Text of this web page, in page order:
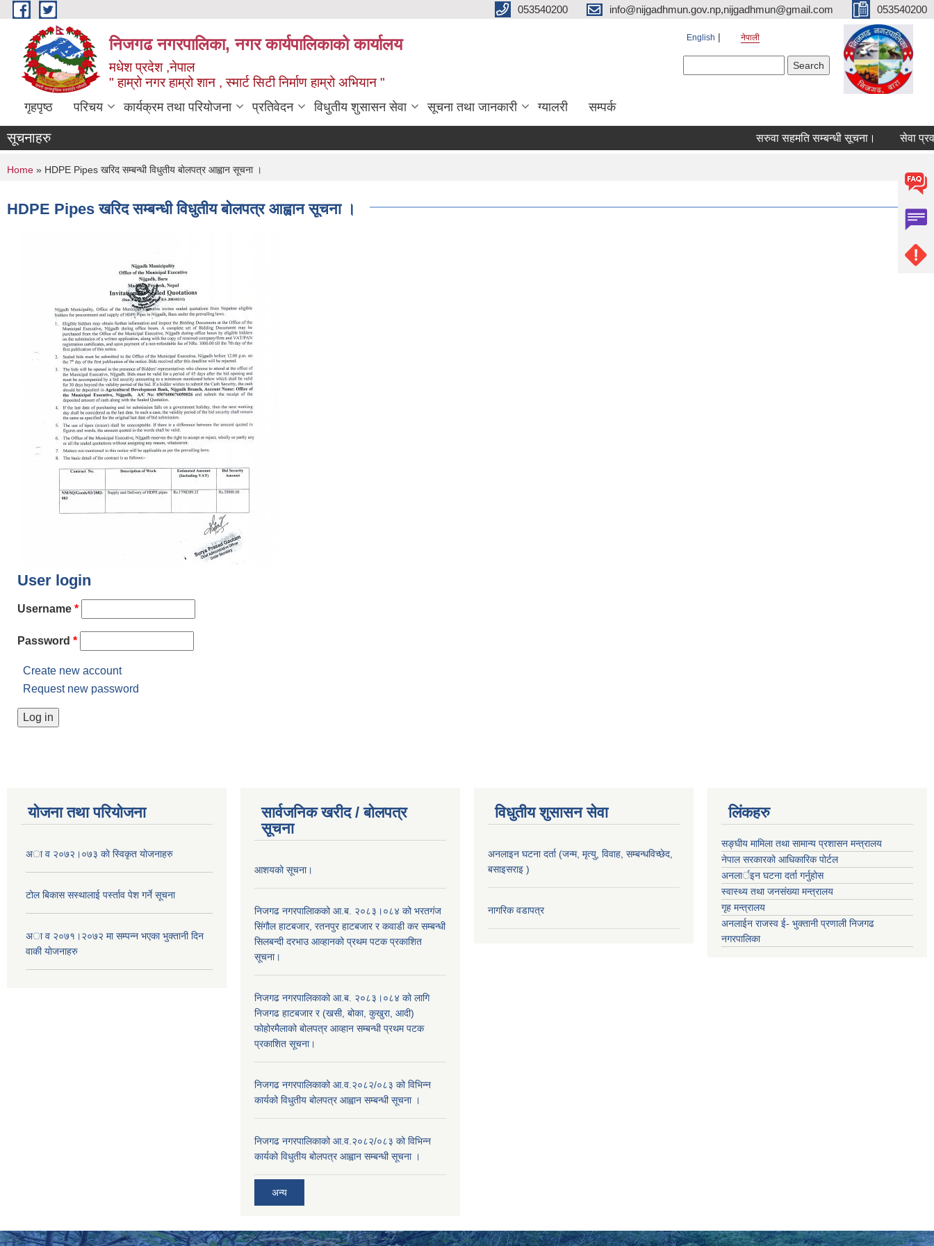
Skip to main content 053540200 info@nijgadhmun.gov.np,nijgadhmun@gmail.com 053540200
निजगढ नगरपालिका, नगर कार्यपालिकाको कार्यालय
मधेश प्रदेश ,नेपाल
" हाम्रो नगर हाम्रो शान , स्मार्ट सिटी निर्माण हाम्रो अभियान "
English नेपाली
गृहपृष्ठ परिचय कार्यक्रम तथा परियोजना प्रतिवेदन विधुतीय शुसासन सेवा सूचना तथा जानकारी ग्यालरी सम्पर्क
सूचनाहरु सरुवा सहमति सम्बन्धी सूचना। सेवा प्रवाह
You are here
Home » HDPE Pipes खरिद सम्बन्धी विधुतीय बोलपत्र आह्वान सूचना ।
HDPE Pipes खरिद सम्बन्धी विधुतीय बोलपत्र आह्वान सूचना ।
User login
Username *
Password *
Create new account
Request new password
योजना तथा परियोजना
अा व २०७२।०७३ काे स्विकृत याेजनाहरु
टोल बिकास स‌स्थालाई प‌र्स्ताव पेश गर्ने सूचना
अा‍ व २०७१।२०७२ मा सम्पन्न भएका भुक्तानी दिन
वा‌की याेजनाहरु
सार्वजनिक खरीद / बोलपत्र
सूचना
आशयको सूचना।
निजगढ नगरपालिाकको आ.ब. २०८३।०८४ को भरतगंज
सिंगौल हाटबजार, रतनपुर हाटबजार र कवाडी कर सम्बन्धी
सिलबन्दी दरभाउ आव्हानको प्रथम पटक प्रकाशित
सूचना।
निजगढ नगरपालिकाको आ.ब. २०८३।०८४ को लागि
निजगढ हाटबजार र (खसी, बोका, कुखुरा, आदी)
फोहोरमैलाको बोलपत्र आव्हान सम्बन्धी प्रथम पटक
प्रकाशित सूचना।
निजगढ नगरपालिकाको आ.व.२०८२/०८३ को विभिन्न
कार्यको विधुतीय बोलपत्र आह्वान सम्बन्धी सूचना ।
निजगढ नगरपालिकाको आ.व.२०८२/०८३ को विभिन्न
कार्यको विधुतीय बोलपत्र आह्वान सम्बन्धी सूचना ।
अन्य
विधुतीय शुसासन सेवा
अनलाइन घटना दर्ता (जन्म, मृत्यु, विवाह, सम्बन्धविच्छेद,
बसाइसराइ )
नागरिक वडापत्र
लिंकहरु
सङ्‍घीय मामिला तथा सामान्य प्रशासन मन्त्रालय
नेपाल सरकारको आधिकारिक पोर्टल
अनलार्इन घटना दर्ता गर्नुहोस
स्वास्थ्य तथा जनसंख्या मन्त्रालय
गृह मन्त्रालय
अनलाईन राजस्व ई- भुक्तानी प्रणाली निजगढ
नगरपालिका